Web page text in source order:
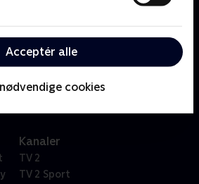
Acceptér alle
cookies
sit liv er han ved at finde
udgivet sin første bog og er
Specielt fordi bogen en
dette skal Kristian finde sig en
Og hvad gør Kristian så?.
Kanaler
TV 2
TV 2 Sport